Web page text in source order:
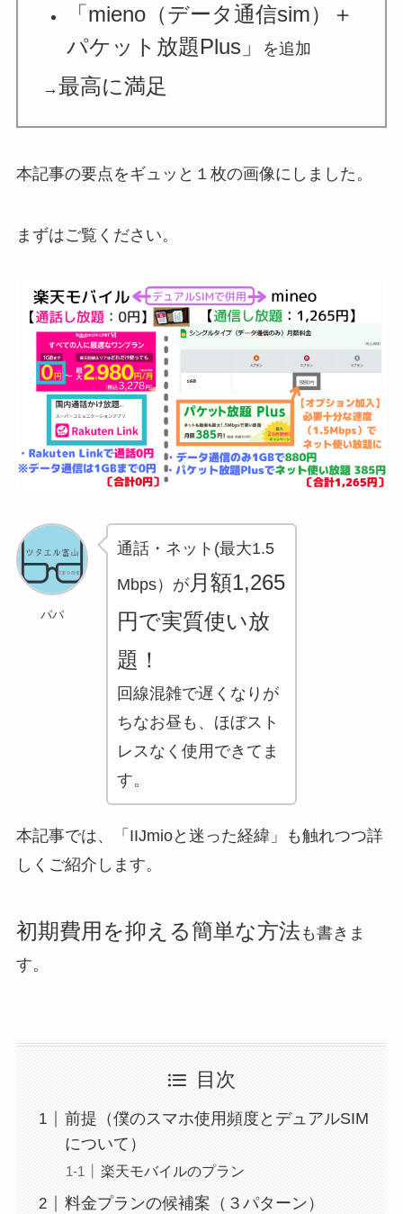
・クレカ・プリ
NEOBANK
【最新】
行
第一生命支店
その他
Amazonプライム会員
（招待リンク）
mineo(招待リンク）
BM79LOW9
↓招待コード
楽天フリマ
EBvaU
「mieno（データ通信sim）＋
パケット放題Plus」
を追加
→最高に満足
本記事の要点をギュッと１枚の画像にしました。
まずはご覧ください。
パパ
通話・ネット(最大1.5
Mbps）が月額1,265
円で実質使い放
題！
回線混雑で遅くなりが
ちなお昼も、ほぼスト
レスなく使用できてま
す。
本記事では、「IIJmioと迷った経緯」も触れつつ詳
しくご紹介します。
初期費用を抑える簡単な方法 も書きま
す。
目次
前提（僕のスマホ使用頻度とデュアルSIM
について）
楽天モバイルのプラン
料金プランの候補案（３パターン）